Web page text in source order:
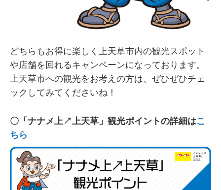
どちらもお得に楽しく上天草市内の観光スポット
や店舗を回れるキャンペーンになっております。
上天草市への観光をお考えの方は、ぜひぜひチェ
ックしてみてくださいね！
〇「ナナメ上↗︎上天草」観光ポイントの詳細はこ
ちら